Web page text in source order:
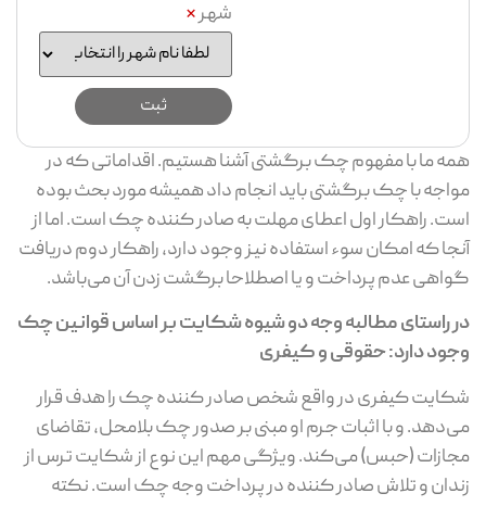
شهر*
همه ما با مفهوم چک برگشتی آشنا هستیم. اقداماتی که در
مواجه با چک برگشتی باید انجام داد همیشه مورد بحث بوده
است. راهکار اول اعطای مهلت به صادر کننده چک است. اما از
آنجا که امکان سوء استفاده نیز وجود دارد، راهکار دوم دریافت
گواهی عدم پرداخت و یا اصطلاحا برگشت زدن آن می‌باشد.
در راستای مطالبه وجه دو شیوه شکایت بر اساس قوانین چک
وجود دارد: حقوقی و کیفری
شکایت کیفری در واقع شخص صادر کننده چک را هدف قرار
می‌دهد. و با اثبات جرم او مبنی بر صدور چک بلامحل، تقاضای
مجازات (حبس) می‌کند. ویژگی مهم این نوع از شکایت ترس از
زندان و تلاش صادر کننده در پرداخت وجه چک است. نکته